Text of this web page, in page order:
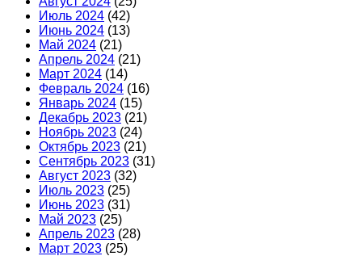
Июль 2024 (42)
Июнь 2024 (13)
Май 2024 (21)
Апрель 2024 (21)
Март 2024 (14)
Февраль 2024 (16)
Январь 2024 (15)
Декабрь 2023 (21)
Ноябрь 2023 (24)
Октябрь 2023 (21)
Сентябрь 2023 (31)
Август 2023 (32)
Июль 2023 (25)
Июнь 2023 (31)
Май 2023 (25)
Апрель 2023 (28)
Март 2023 (25)